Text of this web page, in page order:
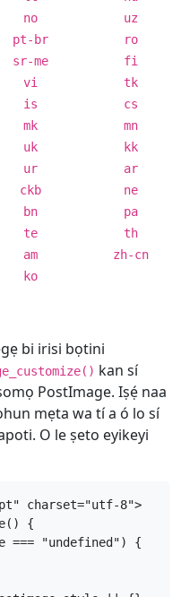
no
uz
pt-br
ro
sr-me
fi
vi
tk
is
cs
mk
mn
uk
kk
ur
ar
ckb
ne
bn
pa
te
th
am
zh-cn
ko
bi irisi bọtini
kan sí
PostImage. Iṣẹ́ naa
mẹta wa tí a ó lo sí
O le ṣeto eyikeyi
charset="utf-8">
{